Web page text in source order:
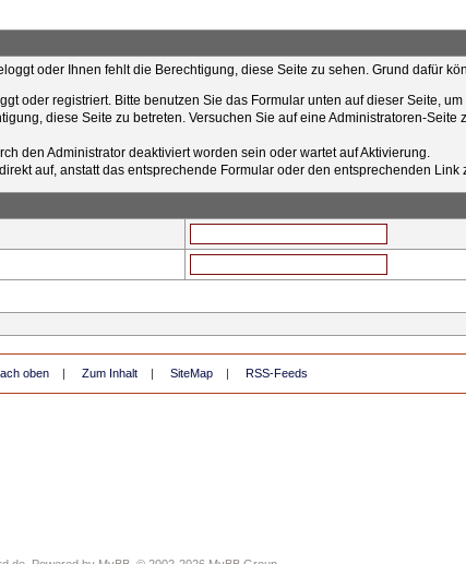
oder Ihnen fehlt die Berechtigung, diese Seite zu sehen. Grund dafür
oder registriert. Bitte benutzen Sie das Formular unten auf dieser Seite,
diese Seite zu betreten. Versuchen Sie auf eine Administratoren-
den Administrator deaktiviert worden sein oder wartet auf Aktivierung.
auf, anstatt das entsprechende Formular oder den entsprechenden Link
oben | Zum Inhalt | SiteMap | RSS-Feeds